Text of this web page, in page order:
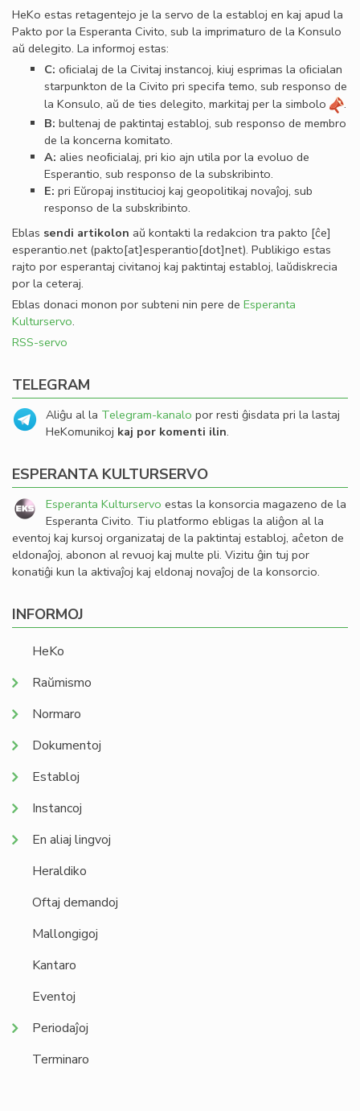
HeKo estas retagentejo je la servo de la establoj en kaj apud la
Pakto por la Esperanta Civito, sub la imprimaturo de la Konsulo
aŭ delegito. La informoj estas:
C: oﬁcialaj de la Civitaj instancoj, kiuj esprimas la oﬁcialan
starpunkton de la Civito pri specifa temo, sub responso de
la Konsulo, aŭ de ties delegito, markitaj per la simbolo
.
B: bultenaj de paktintaj establoj, sub responso de membro
de la koncerna komitato.
A: alies neoﬁcialaj, pri kio ajn utila por la evoluo de
Esperantio, sub responso de la subskribinto.
E: pri Eŭropaj institucioj kaj geopolitikaj novaĵoj, sub
responso de la subskribinto.
Eblas sendi artikolon aŭ kontakti la redakcion tra pakto [ĉe]
esperantio.net(pakto[at]esperantio[dot]net). Publikigo estas
rajto por esperantaj civitanoj kaj paktintaj establoj, laŭdiskrecia
por la ceteraj.
Eblas donaci monon por subteni nin pere de Esperanta
Kulturservo.
RSS-servo
TELEGRAM
Aliĝu al la Telegram-kanalo por resti ĝisdata pri la lastaj
HeKomunikoj kaj por komenti ilin.
ESPERANTA KULTURSERVO
Esperanta Kulturservo estas la konsorcia magazeno de la
Esperanta Civito. Tiu platformo ebligas la aliĝon al la
eventoj kaj kursoj organizataj de la paktintaj establoj, aĉeton de
eldonaĵoj, abonon al revuoj kaj multe pli. Vizitu ĝin tuj por
konatiĝi kun la aktivaĵoj kaj eldonaj novaĵoj de la konsorcio.
INFORMOJ
HeKo
Raŭmismo
Normaro
Dokumentoj
Establoj
Instancoj
En aliaj lingvoj
Heraldiko
Oftaj demandoj
Mallongigoj
Kantaro
Eventoj
Periodaĵoj
Terminaro